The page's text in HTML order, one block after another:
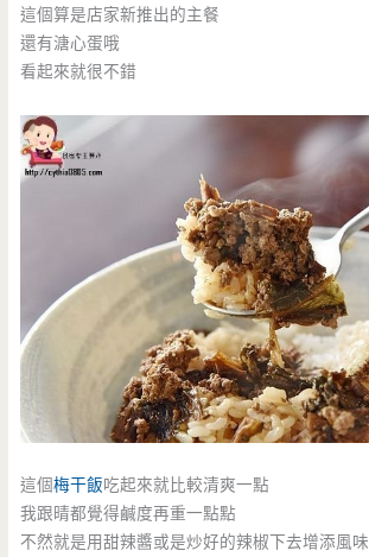
這個算是店家新推出的主餐
還有溏心蛋哦
看起來就很不錯
這個梅干飯吃起來就比較清爽一點
我跟晴都覺得鹹度再重一點點
不然就是用甜辣醬或是炒好的辣椒下去增添風味